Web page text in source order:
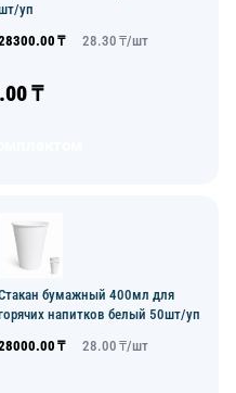
уп
₸ 28.30 ₸/шт
₸
бумажный 400мл для
напитков белый 50шт/уп
₸ 28.00 ₸/шт